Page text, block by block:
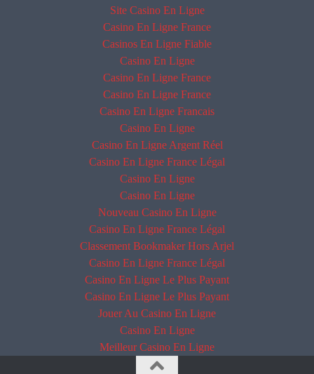
Site Casino En Ligne
Casino En Ligne France
Casinos En Ligne Fiable
Casino En Ligne
Casino En Ligne France
Casino En Ligne France
Casino En Ligne Francais
Casino En Ligne
Casino En Ligne Argent Réel
Casino En Ligne France Légal
Casino En Ligne
Casino En Ligne
Nouveau Casino En Ligne
Casino En Ligne France Légal
Classement Bookmaker Hors Arjel
Casino En Ligne France Légal
Casino En Ligne Le Plus Payant
Casino En Ligne Le Plus Payant
Jouer Au Casino En Ligne
Casino En Ligne
Meilleur Casino En Ligne